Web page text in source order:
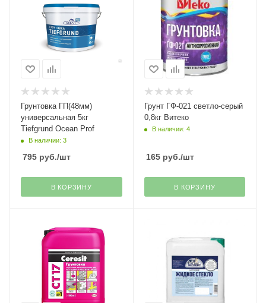
Грунтовка ГП(48мм)
универсальная 5кг
Tiefgrund Ocean Prof
В наличии: 3
795 руб./шт
В КОРЗИНУ
Грунт ГФ-021 светло-серый
0,8кг Витеко
В наличии: 4
165руб./шт
В КОРЗИНУ